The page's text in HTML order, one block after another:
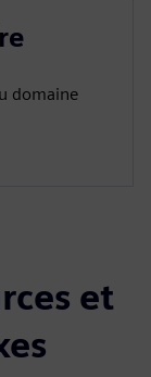
domaine
et